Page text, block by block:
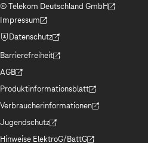
© Telekom Deutschland GmbH
(Der Link wird in einem neuen Tab geöffnet)
Impressum
(Der Link wird in einem neuen Tab geöffnet)
Datenschutz
(Der Link wird in einem neuen Tab geöffnet)
Barrierefreiheit
(Der Link wird in einem neuen Tab geöffnet)
AGB
(Der Link wird in einem neuen Tab geöffnet)
Produktinformationsblatt
(Der Link wird in einem neuen Tab geöffnet)
Verbraucherinformationen
(Der Link wird in einem neuen Tab geöffnet)
Jugendschutz
(Der Link wird in einem neuen Tab geöffnet)
Hinweise ElektroG/BattG